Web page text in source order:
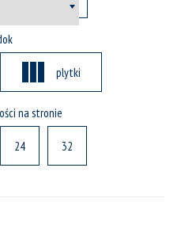
plytki
na stronie
24 32